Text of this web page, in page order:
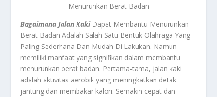
Menurunkan Berat Badan
Bagaimana Jalan KakiDapat Membantu Menurunkan
Berat Badan Adalah Salah Satu Bentuk Olahraga Yang
Paling Sederhana Dan Mudah Di Lakukan. Namun
memiliki manfaat yang signifikan dalam membantu
menurunkan berat badan. Pertama-tama, jalan kaki
adalah aktivitas aerobik yang meningkatkan detak
jantung dan membakar kalori. Semakin cepat dan